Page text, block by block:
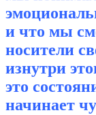
и что мы
носители
изнутри
это
начинает